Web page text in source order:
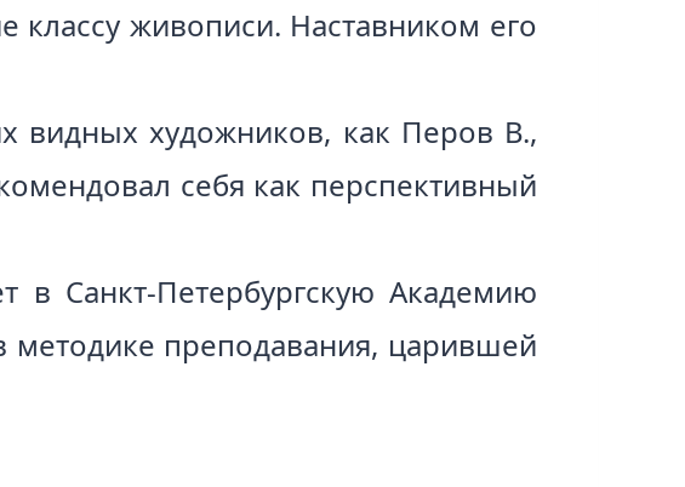
классу живописи. Наставником его
видных художников, как Перов В.,
себя как перспективный
Санкт-Петербургскую Академию
методике преподавания, царившей